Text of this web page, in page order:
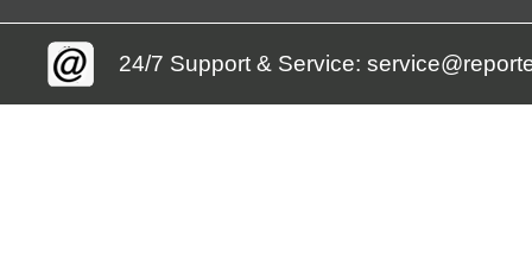
24/7 Support & Service: